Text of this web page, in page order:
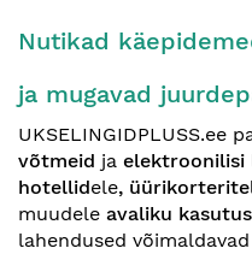
Nutikad
ja mugavad
UKSELINGIDPLUSS.ee
võtmeid ja elektroonilisi
hotellidele,
muudele avaliku
lahendused